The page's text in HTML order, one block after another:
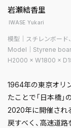
岩瀬結香里
IWASE Yukari
模型｜スチレンボード
Model｜Styrene
H2000 × W1800 ×
1964年の東京オリ
たことで「日本橋
2020年に開催され
戻すべく、高速道